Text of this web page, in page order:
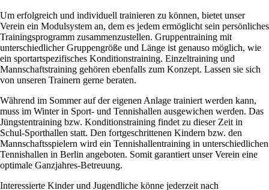
Um erfolgreich und individuell trainieren zu können, bietet unser
Verein ein Modulsystem an, dem es jedem ermöglicht sein persönliches
Trainingsprogramm zusammenzustellen. Gruppentraining mit
unterschiedlicher Gruppengröße und Länge ist genauso möglich, wie
ein sportartspezifisches Konditionstraining. Einzeltraining und
Mannschaftstraining gehören ebenfalls zum Konzept. Lassen sie sich
von unseren Trainern gerne beraten.
Während im Sommer auf der eigenen Anlage trainiert werden kann,
muss im Winter in Sport- und Tennishallen ausgewichen werden. Das
Jüngstentraining bzw. Konditionstraining findet zu dieser Zeit in
Schul-Sporthallen statt. Den fortgeschrittenen Kindern bzw. den
Mannschaftsspielern wird ein Tennishallentraining in unterschiedlichen
Tennishallen in Berlin angeboten. Somit garantiert unser Verein eine
optimale Ganzjahres-Betreuung.
Interessierte Kinder und Jugendliche könne jederzeit nach